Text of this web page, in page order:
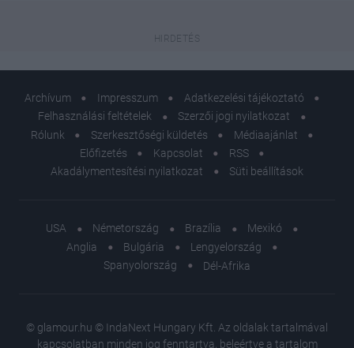
Archívum Impresszum
Adatkezelési tájékoztató
Felhasználási feltételek
Szerzői jogi nyilatkozat
Rólunk
Szerkesztőségi küldetés
Médiaajánlat
Előfizetés
Kapcsolat
RSS
Akadálymentesítési nyilatkozat
Süti beállítások
USA Németország Brazília
Mexikó
Anglia
Bulgária
Lengyelország
Spanyolország
Dél-Afrika
© glamour.hu © IndaNext Hungary Kft. Az oldalak tartalmával
kapcsolatban minden jog fenntartva, beleértve a tartalom